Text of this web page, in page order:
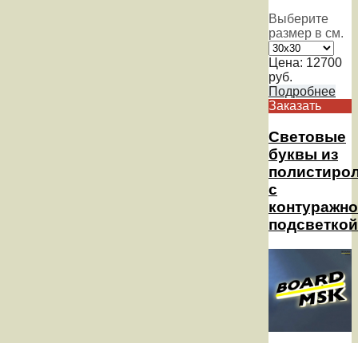
Выберите
размер в см.
Цена: 12700
руб.
Подробнее
Заказать
Световые
буквы из
с
подсветкой